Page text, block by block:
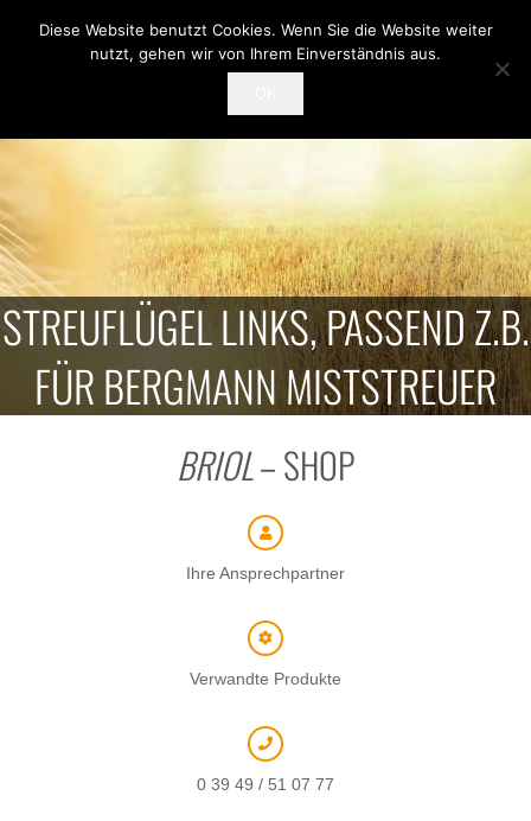
STREUFLÜGEL LINKS, PASSEND Z.B.
FÜR BERGMANN MISTSTREUER
BRIOL– SHOP
Ihre Ansprechpartner
Verwandte Produkte
0 39 49 / 51 07 77
Diese Website benutzt Cookies. Wenn Sie die Website weiter
nutzt, gehen wir von Ihrem Einverständnis aus.